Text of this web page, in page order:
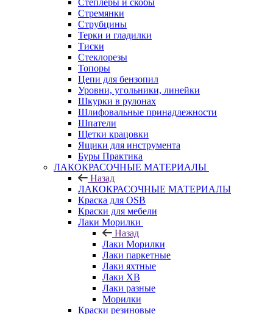
Степлеры и скобы
Стремянки
Струбцины
Терки и гладилки
Тиски
Стеклорезы
Топоры
Цепи для бензопил
Уровни, угольники, линейки
Шкурки в рулонах
Шлифовальные принадлежности
Шпатели
Щетки крацовки
Ящики для инструмента
Буры Практика
ЛАКОКРАСОЧНЫЕ МАТЕРИАЛЫ
Назад
ЛАКОКРАСОЧНЫЕ МАТЕРИАЛЫ
Краска для OSB
Краски для мебели
Лаки Морилки
Назад
Лаки Морилки
Лаки паркетные
Лаки яхтные
Лаки ХВ
Лаки разные
Морилки
Краски резиновые